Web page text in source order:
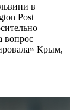
в
Post
вопрос
Крым,